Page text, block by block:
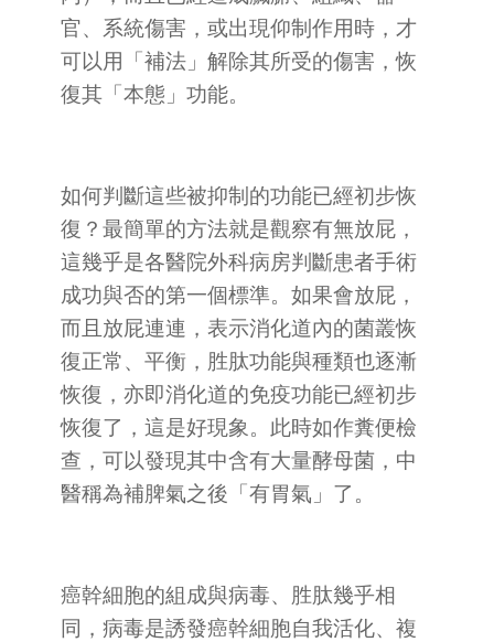
官、系統傷害，或出現仰制作用時，才
可以用「補法」解除其所受的傷害，恢
復其「本態」功能。
如何判斷這些被抑制的功能已經初步恢
復？最簡單的方法就是觀察有無放屁，
這幾乎是各醫院外科病房判斷患者手術
成功與否的第一個標準。如果會放屁，
而且放屁連連，表示消化道內的菌叢恢
復正常、平衡，胜肽功能與種類也逐漸
恢復，亦即消化道的免疫功能已經初步
恢復了，這是好現象。此時如作糞便檢
查，可以發現其中含有大量酵母菌，中
醫稱為補脾氣之後「有胃氣」了。
癌幹細胞的組成與病毒、胜肽幾乎相
同，病毒是誘發癌幹細胞自我活化、複